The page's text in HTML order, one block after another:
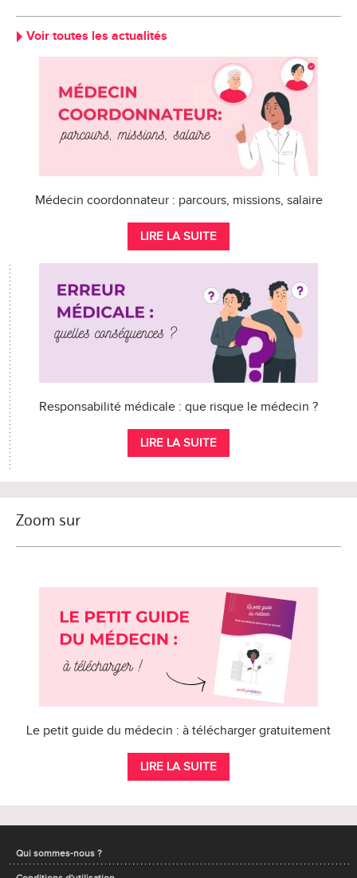
Voir toutes les actualités
Médecin coordonnateur : parcours, missions, salaire
LIRE LA SUITE
Responsabilité médicale : que risque le médecin ?
LIRE LA SUITE
Zoom sur
Le petit guide du médecin : à télécharger gratuitement
LIRE LA SUITE
Qui sommes-nous ?